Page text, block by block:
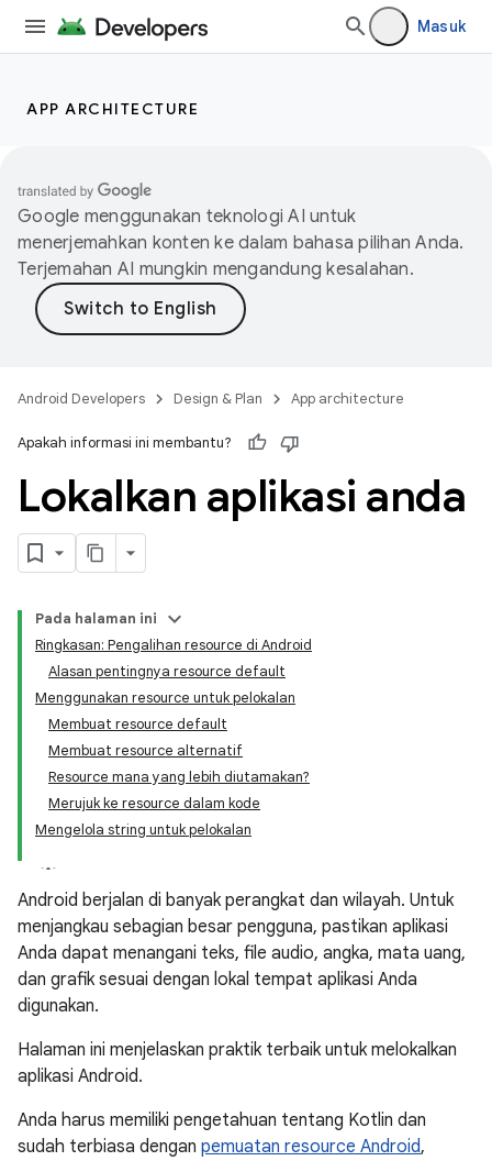
Masuk
APP ARCHITECTURE
Google menggunakan teknologi AI untuk
menerjemahkan konten ke dalam bahasa pilihan Anda.
Terjemahan AI mungkin mengandung kesalahan.
Android Developers Design & Plan App architecture
Apakah informasi ini membantu?
Lokalkan aplikasi anda
Pada halaman ini
Ringkasan: Pengalihan resource di Android
Alasan pentingnya resource default
Menggunakan resource untuk pelokalan
Membuat resource default
Membuat resource alternatif
Resource mana yang lebih diutamakan?
Merujuk ke resource dalam kode
Mengelola string untuk pelokalan
Android berjalan di banyak perangkat dan wilayah. Untuk
menjangkau sebagian besar pengguna, pastikan aplikasi
Anda dapat menangani teks, file audio, angka, mata uang,
dan grafik sesuai dengan lokal tempat aplikasi Anda
digunakan.
Halaman ini menjelaskan praktik terbaik untuk melokalkan
aplikasi Android.
Anda harus memiliki pengetahuan tentang Kotlin dan
sudah terbiasa dengan pemuatan resource Android,